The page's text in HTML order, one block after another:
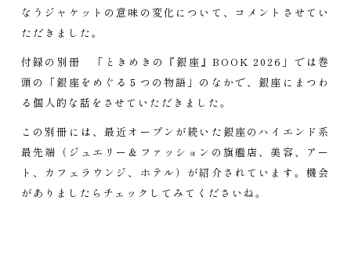
なうジャケットの意味の変化について、コメントさせてい
ただきました。
付録の別冊 「ときめきの『銀座』BOOK 2026」では巻
頭の「銀座をめぐる５つの物語」のなかで、銀座にまつわ
る個人的な話をさせていただきました。
この別冊には、最近オープンが続いた銀座のハイエンド系
最先端（ジュエリー＆ファッションの旗艦店、美容、アー
ト、カフェラウンジ、ホテル）が紹介されています。機会
がありましたらチェックしてみてくださいね。